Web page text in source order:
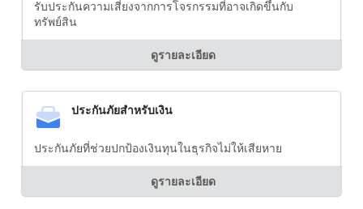
รับประกันความเสี่ยงจากการโจรกรรมที่อาจเกิดขึ้นกับ
ทรัพย์สิน
ดูรายละเอียด
ประกันภัยสำหรับเงิน
ประกันภัยที่ช่วยปกป้องเงินทุนในธุรกิจไม่ให้เสียหาย
ดูรายละเอียด